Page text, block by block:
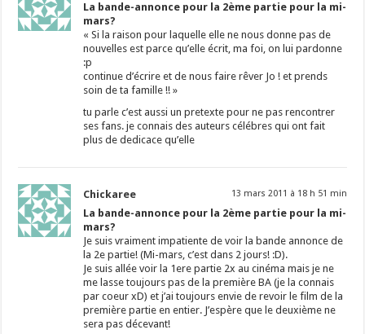
La bande-annonce pour la 2ème partie pour la mi-
mars?
« Si la raison pour laquelle elle ne nous donne pas de
nouvelles est parce qu’elle écrit, ma foi, on lui pardonne
:p
continue d’écrire et de nous faire rêver Jo ! et prends
soin de ta famille !! »
tu parle c’est aussi un pretexte pour ne pas rencontrer
ses fans. je connais des auteurs célébres qui ont fait
plus de dedicace qu’elle
Chickaree 13 mars 2011 à 18 h 51 min
La bande-annonce pour la 2ème partie pour la mi-
mars?
Je suis vraiment impatiente de voir la bande annonce de
la 2e partie! (Mi-mars, c’est dans 2 jours! :D).
Je suis allée voir la 1ere partie 2x au cinéma mais je ne
me lasse toujours pas de la première BA (je la connais
par coeur xD) et j’ai toujours envie de revoir le film de la
première partie en entier. J’espère que le deuxième ne
sera pas décevant!